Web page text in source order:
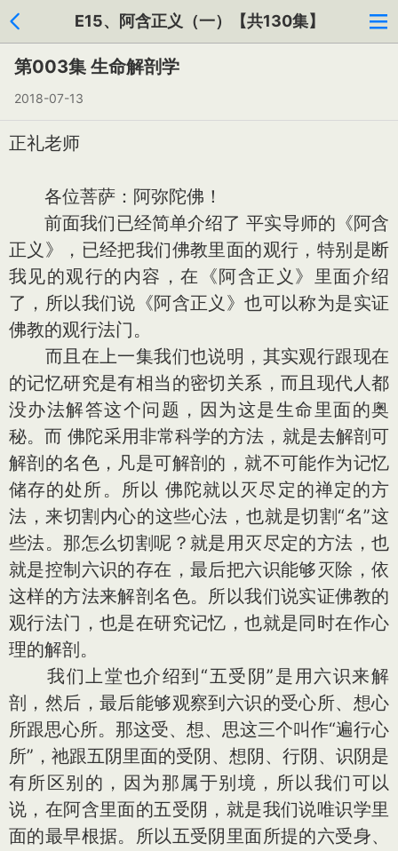
E15、阿含正义（一）【共130集】
第003集 生命解剖学
2018-07-13
正礼老师
各位菩萨：阿弥陀佛！
前面我们已经简单介绍了 平实导师的《阿含
正义》，已经把我们佛教里面的观行，特别是断
我见的观行的内容，在《阿含正义》里面介绍
了，所以我们说《阿含正义》也可以称为是实证
佛教的观行法门。
而且在上一集我们也说明，其实观行跟现在
的记忆研究是有相当的密切关系，而且现代人都
没办法解答这个问题，因为这是生命里面的奥
秘。而 佛陀采用非常科学的方法，就是去解剖可
解剖的名色，凡是可解剖的，就不可能作为记忆
储存的处所。所以 佛陀就以灭尽定的禅定的方
法，来切割内心的这些心法，也就是切割“名”这
些法。那怎么切割呢？就是用灭尽定的方法，也
就是控制六识的存在，最后把六识能够灭除，依
这样的方法来解剖名色。所以我们说实证佛教的
观行法门，也是在研究记忆，也就是同时在作心
理的解剖。
我们上堂也介绍到“五受阴”是用六识来解
剖，然后，最后能够观察到六识的受心所、想心
所跟思心所。那这受、想、思这三个叫作“遍行心
所”，祂跟五阴里面的受阴、想阴、行阴、识阴是
有所区别的，因为那属于别境，所以我们可以
说，在阿含里面的五受阴，就是我们说唯识学里
面的最早根据。所以五受阴里面所提的六受身、